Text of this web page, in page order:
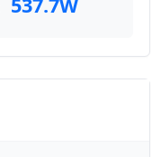
537.7W